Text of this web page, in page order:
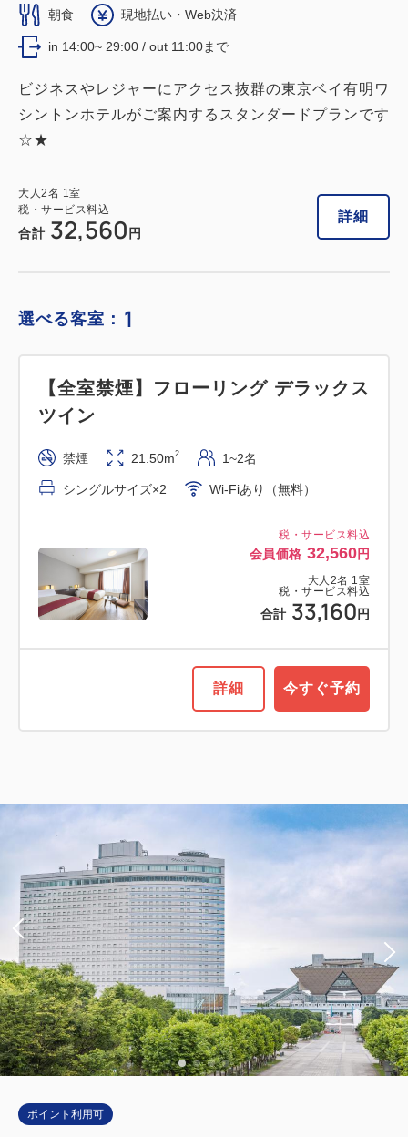
朝食 現地払い・Web決済
in 14:00~ 29:00 / out 11:00まで
ビジネスやレジャーにアクセス抜群の東京ベイ有明ワ
シントンホテルがご案内するスタンダードプランです
☆★
大人 2名 1 室
税・サービス料込
合計 32,560 円
詳細
選べる客室： 1
税・サービス料込
会員価格 32,560円
大人 2名 1 室
税・サービス料込
合計 33,160 円
【全室禁煙】フローリング デラックス
ツイン
禁煙 21.50m2 1~2名
シングルサイズ×2 Wi-Fiあり（無料）
詳細 今すぐ予約
ポイント利用可